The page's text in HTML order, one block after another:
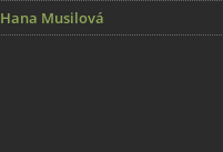
Hana Musilová